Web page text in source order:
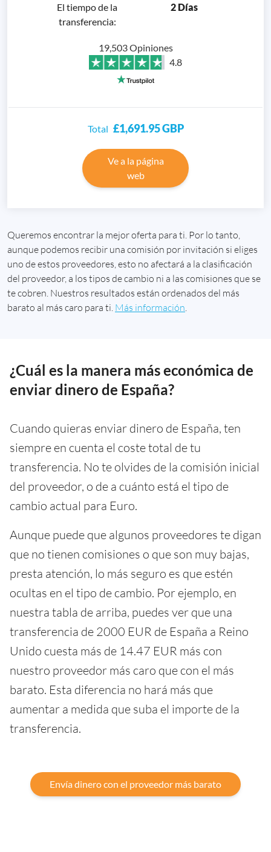
19,503 Opiniones
4.8
El tiempo de la
transferencia:
2 Días
Total £1,691.95GBP
Ve a la página
web
Queremos encontrar la mejor oferta para ti. Por lo tanto,
aunque podemos recibir una comisión por invitación si eliges
uno de estos proveedores, esto no afectará a la clasificación
del proveedor, a los tipos de cambio ni a las comisiones que se
te cobren. Nuestros resultados están ordenados del más
barato al más caro para ti. Más información
¿Cuál es la manera más económica de
enviar dinero de España?
Cuando quieras enviar dinero de España, ten
siempre en cuenta el coste total de tu
transferencia. No te olvides de la comisión inicial
del proveedor, o de a cuánto está el tipo de
cambio actual para Euro.
Aunque puede que algunos proveedores te digan
que no tienen comisiones o que son muy bajas,
presta atención, lo más seguro es que estén
ocultas en el tipo de cambio. Por ejemplo, en
nuestra tabla de arriba, puedes ver que una
transferencia de 2000 EUR de España a Reino
Unido cuesta más de 14.47 EUR más con
nuestro proveedor más caro que con el más
barato. Esta diferencia no hará más que
aumentar a medida que suba el importe de la
transferencia.
Envía dinero con el proveedor más barato